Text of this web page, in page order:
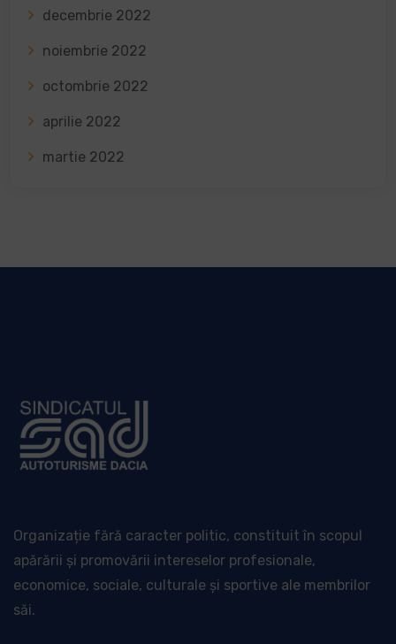
decembrie 2022
noiembrie 2022
octombrie 2022
aprilie 2022
martie 2022
Organizație fără caracter politic, constituit în scopul
apărării și promovării intereselor profesionale,
economice, sociale, culturale și sportive ale membrilor
săi.